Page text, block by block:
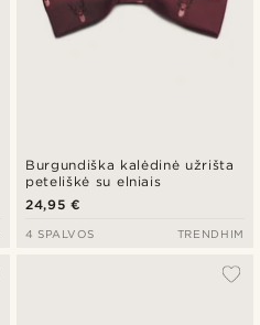
Burgundiška kalėdinė užrišta
peteliškė su elniais
24,95 €
4 SPALVOS TRENDHIM